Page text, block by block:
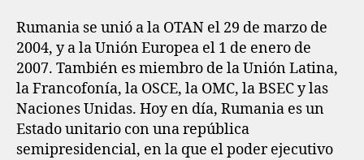
Rumania se unió a la OTAN el 29 de marzo de
2004, y a la Unión Europea el 1 de enero de
2007. También es miembro de la Unión Latina,
la Francofonía, la OSCE, la OMC, la BSEC y las
Naciones Unidas. Hoy en día, Rumania es un
Estado unitario con una república
semipresidencial, en la que el poder ejecutivo